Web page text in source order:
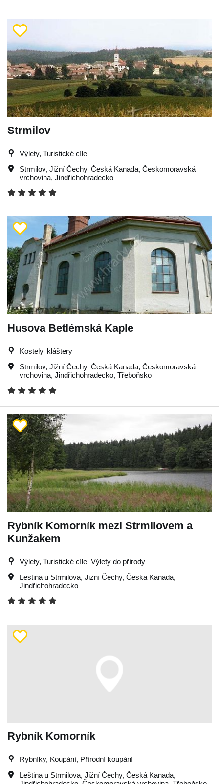
Strmilov
Výlety, Turistické cíle
Strmilov, Jižní Čechy, Česká Kanada, Českomoravská
vrchovina, Jindřichohradecko
Husova Betlémská Kaple
Kostely, kláštery
Strmilov, Jižní Čechy, Česká Kanada, Českomoravská
vrchovina, Jindřichohradecko, Třeboňsko
Rybník Komorník mezi Strmilovem a
Kunžakem
Výlety, Turistické cíle, Výlety do přírody
Leština u Strmilova, Jižní Čechy, Česká Kanada,
Jindřichohradecko
Rybník Komorník
Rybníky, Koupání, Přírodní koupání
Leština u Strmilova, Jižní Čechy, Česká Kanada,